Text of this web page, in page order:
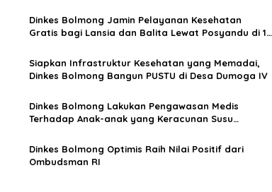
Dinkes Bolmong Jamin Pelayanan Kesehatan
Gratis bagi Lansia dan Balita Lewat Posyandu di 18
Siapkan Infrastruktur Kesehatan yang Memadai,
Dinkes Bolmong Bangun PUSTU di Desa Dumoga IV
Dinkes Bolmong Lakukan Pengawasan Medis
Terhadap Anak-anak yang Keracunan Susu
Dinkes Bolmong Optimis Raih Nilai Positif dari
Ombudsman RI